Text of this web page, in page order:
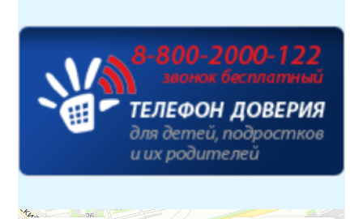
Детская библиотека № 14 Дружбы народов